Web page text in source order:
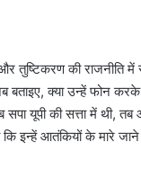
तुष्टिकरण की राजनीति में
क्या उन्हें फोन
सपा यूपी की सत्ता में थी,
इन्हें आतंकियों के मारे